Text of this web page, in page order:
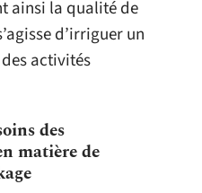
ainsi la qualité de
d’irriguer un
activités
des
matière de